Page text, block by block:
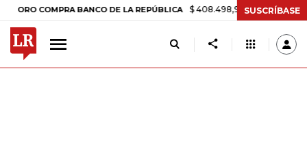
COMPRA BANCO DE LA REPÚBLICA $ 408.498,97 +$ 8.753,81 +2,19%
SUSCRÍBASE